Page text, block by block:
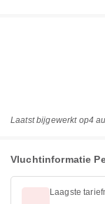
Laatst bijgewerkt op4
Vluchtinformatie
Laagste